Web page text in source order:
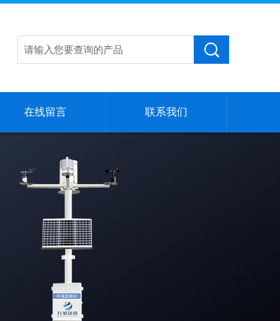
在线留言 联系我们